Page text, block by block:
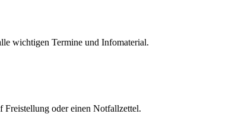
wichtigen Termine und Infomaterial.
oder einen Notfallzettel.